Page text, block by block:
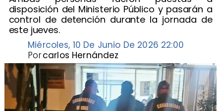
disposición del Ministerio Público y pasarán a
control de detención durante la jornada de
este jueves.
Miércoles, 10 De Junio De 2026 22:00
carlos Hernández
Por